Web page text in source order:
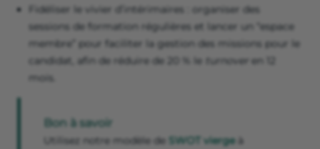
Fidéliser le vivier d’intérimaires : organiser des
sessions de formation régulières et lancer un “espace
membre” pour faciliter la gestion des missions pour le
candidat, afin de réduire de 20 % le turnover en 12
mois.
Bon à savoir
Utilisez notre modèle de SWOT viergeà